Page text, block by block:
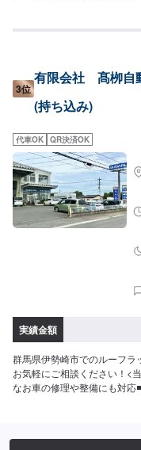
理を部品交換で対応してし
い！
【2】お見積り【3】お見積
次第納車□納期について□通
□作業中は無料の代車をご利
ります。予め、ご了承くださ
み可能です。オファーの際に
休日・営業時間】定休日：祝
3位
有限会社 髙栁自
(持ち込み)
代車OK QR決済OK
実績金額
群馬県伊勢崎市でのルーフ
お気軽にご相談ください！<
なお車の修理や整備にも対応